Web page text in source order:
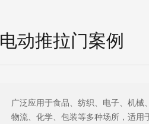
电动推拉门案例
广泛应用于食品、纺织、电子、机械
物流、化学、包装等多种场所，适用